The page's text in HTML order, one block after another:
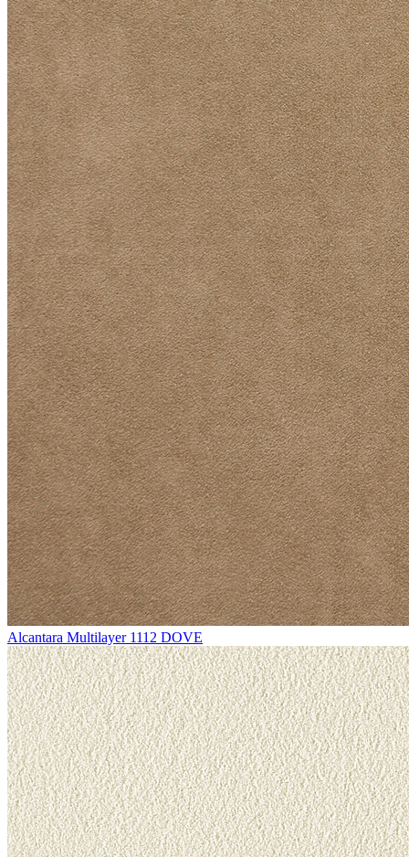
Alcantara Multilayer 1112 DOVE